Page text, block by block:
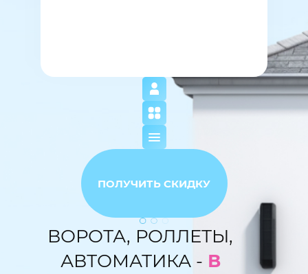
ПОЛУЧИТЬ СКИДКУ
ВОРОТА, РОЛЛЕТЫ,
АВТОМАТИКА - В